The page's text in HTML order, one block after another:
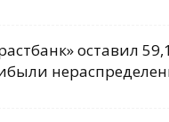
оставил